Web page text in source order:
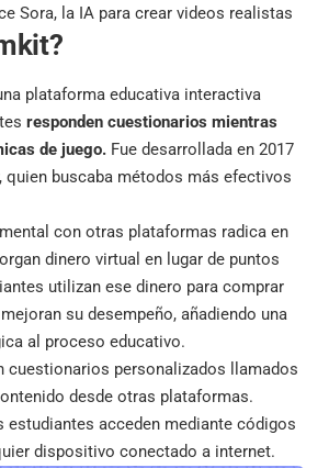
Sora, la IA para crear videos realistas
plataforma educativa interactiva
responden cuestionarios mientras
de juego. Fue desarrollada en 2017
quien buscaba métodos más efectivos
con otras plataformas radica en
dinero virtual en lugar de puntos
utilizan ese dinero para comprar
su desempeño, añadiendo una
al proceso educativo.
cuestionarios personalizados llamados
desde otras plataformas.
estudiantes acceden mediante códigos
dispositivo conectado a internet.